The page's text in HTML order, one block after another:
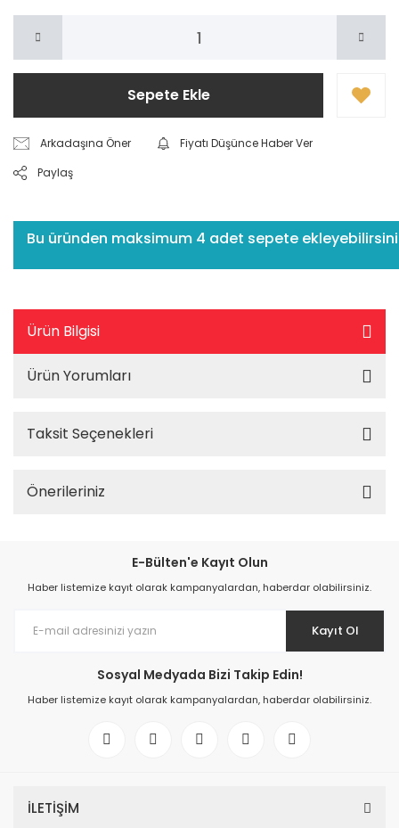
Sepete Ekle
Arkadaşına Öner
Fiyatı Düşünce Haber Ver
Paylaş
Bu üründen maksimum 4 adet sepete
Ürün Bilgisi
Ürün Yorumları
Taksit Seçenekleri
Önerileriniz
E-Bülten'e Kayıt Olun
Haber listemize kayıt olarak kampanyalardan, haberdar olabilirsiniz.
Kayıt Ol
Sosyal Medyada Bizi Takip Edin!
Haber listemize kayıt olarak kampanyalardan, haberdar olabilirsiniz.
İLETİŞİM